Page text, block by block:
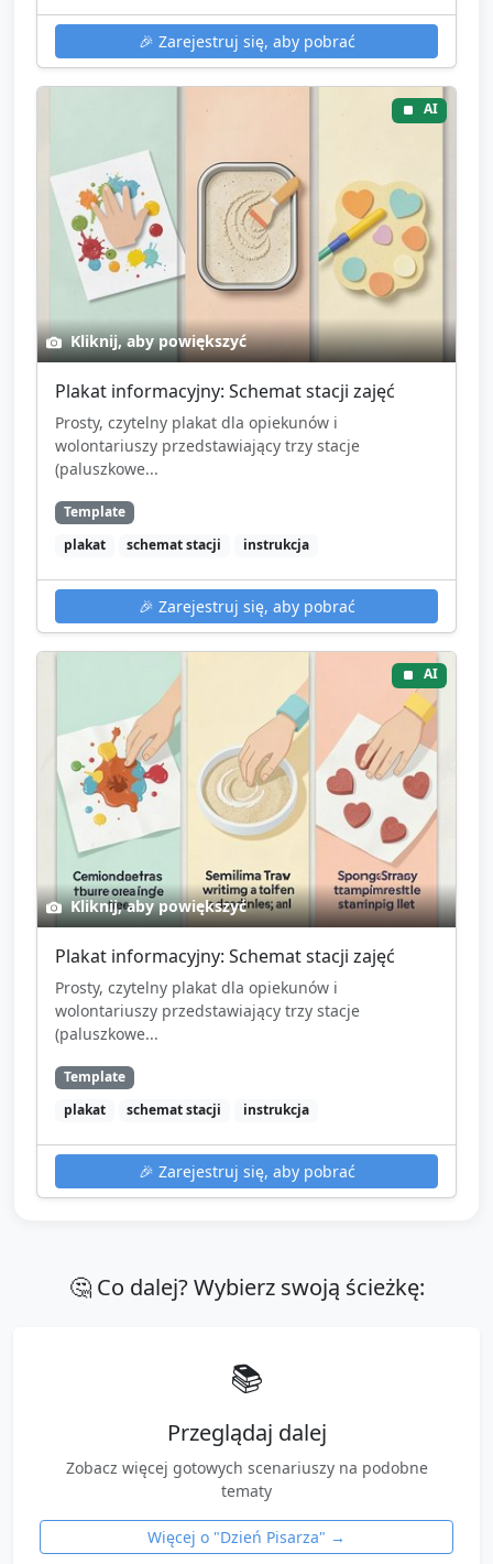
🎉 Zarejestruj się, aby pobrać
AI
Kliknij, aby powiększyć
Plakat informacyjny: Schemat stacji zajęć
Prosty, czytelny plakat dla opiekunów i
wolontariuszy przedstawiający trzy stacje
(paluszkowe...
Template
plakat
schemat stacji instrukcja
🎉 Zarejestruj się, aby pobrać
AI
Kliknij, aby powiększyć
Plakat informacyjny: Schemat stacji zajęć
Prosty, czytelny plakat dla opiekunów i
wolontariuszy przedstawiający trzy stacje
(paluszkowe...
Template
plakat
schemat stacji instrukcja
🎉 Zarejestruj się, aby pobrać
🤔 Co dalej? Wybierz swoją ścieżkę:
📚
Przeglądaj dalej
Zobacz więcej gotowych scenariuszy na podobne
tematy
Więcej o "Dzień Pisarza" →